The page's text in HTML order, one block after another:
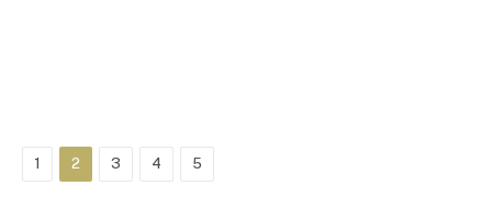
1 2 3 4 5